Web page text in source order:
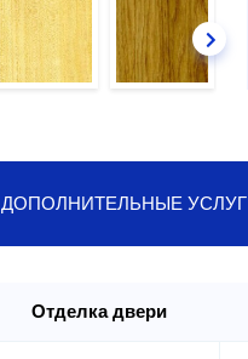
ДОПОЛНИТЕЛЬНЫЕ
Отделка двери